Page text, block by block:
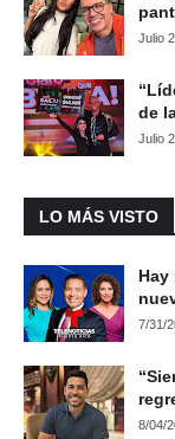
Julio
de
Julio
LO MÁS VISTO
Hay
7/31/
8/04/